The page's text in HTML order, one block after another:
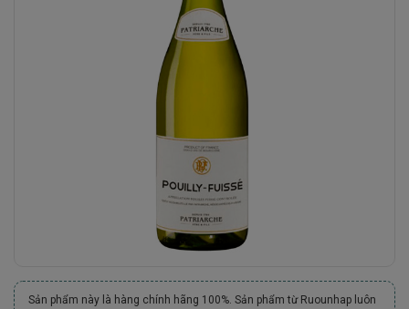
Sản phẩm này là hàng chính hãng 100%. Sản phẩm từ Ruounhap luôn